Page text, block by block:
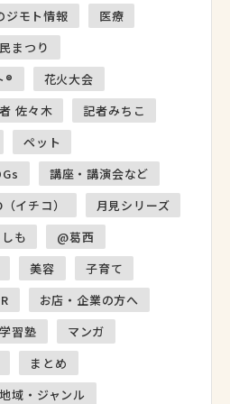
ジモト情報
医療
まつり
®
花火大会
佐々木
記者みちこ
ペット
講座・講演会など
イチコ）
月見シリーズ
も
@葛西
美容
子育て
お店・企業の方へ
学習塾
マンガ
まとめ
地域・ジャンル